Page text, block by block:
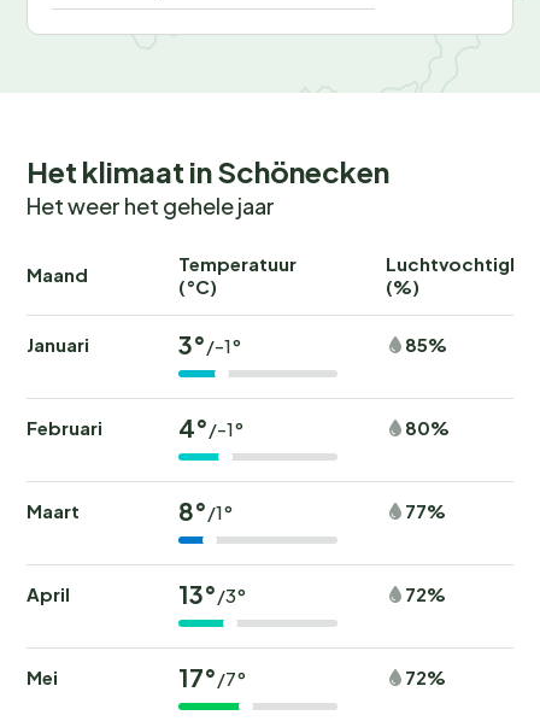
Het klimaat in Schönecken
Het weer het gehele jaar
Maand
Temperatuur
(°C)
(%)
Januari 3° /-1° 85%
Februari 4° /-1° 80%
Maart 8° /1° 77%
April 13° /3° 72%
Mei 17° /7° 72%